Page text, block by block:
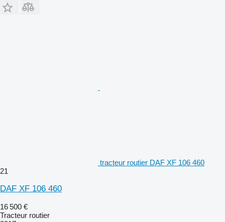
tracteur routier DAF XF 106 460
21
DAF XF 106 460
16 500 €
Tracteur routier